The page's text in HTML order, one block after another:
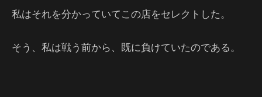
私はそれを分かっていてこの店をセレクトした。
そう、私は戦う前から、既に負けていたのである。